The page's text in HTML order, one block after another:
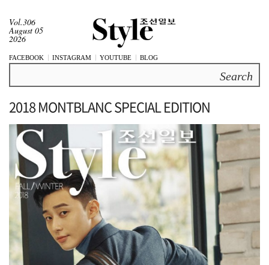
Vol.306
August 05
2026
FACEBOOK INSTAGRAM YOUTUBE BLOG
2018 MONTBLANC SPECIAL EDITION